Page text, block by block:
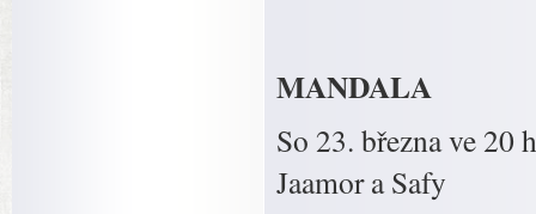
MANDALA
So 23. března ve
Jaamor a Safy